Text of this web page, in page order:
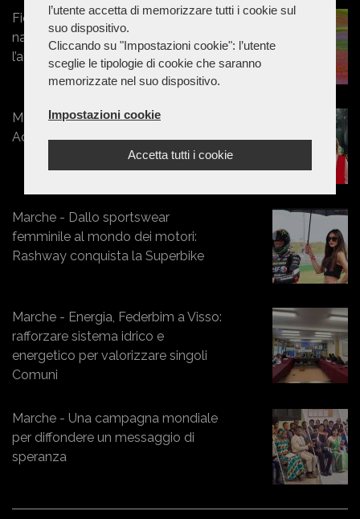
l’utente accetta di memorizzare tutti i cookie sul
suo dispositivo.
Cliccando su "Impostazioni cookie": l’utente
sceglie le tipologie di cookie che saranno
memorizzate nel suo dispositivo.
Impostazioni cookie
Accetta tutti i cookie
Fioritura di Castelluccio, tornano le
navette Contram per raggiungere
l’altopiano
Marche - Estate 2026: al Parco
Acquatico Eldorado in bus
Marche - Dallo sportswear
femminile al mondo dei motori:
Rashway conquista la Superbike
Marche - Energia, Federbim a Visso:
rafforzare sistema idrico e
energetico per valorizzare singoli
Comuni
Marche - Una campagna mondiale
per diffondere un messaggio di
speranza